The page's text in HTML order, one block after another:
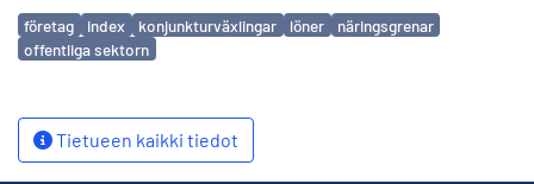
Avainsanat
företag index konjunkturväxlingar löner
näringsgrenar
offentliga sektorn
Tietueen kaikki tiedot